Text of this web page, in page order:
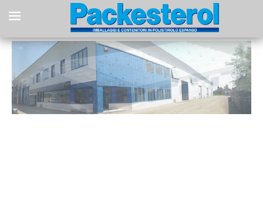
Salta al contenuto principale